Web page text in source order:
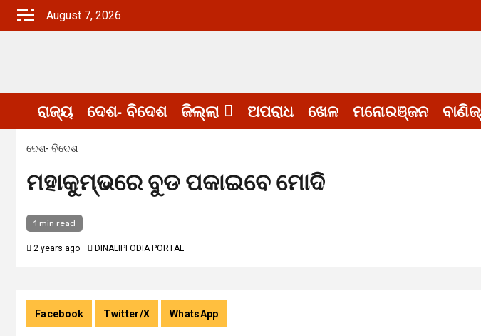
Skip
August 7, 2026
ରାଜ୍ୟ ଦେଶ- ବିଦେଶ ଜିଲ୍ଲା ଅପରାଧ ଖେଳ ମନୋରଞ୍ଜନ
ଦେଶ- ବିଦେଶ
ମହାକୁମ୍ଭରେ ବୁଡ ପକାଇବେ ମୋଦି
1 min read
2 years ago DINALIPI ODIA PORTAL
Facebook Twitter/X WhatsApp